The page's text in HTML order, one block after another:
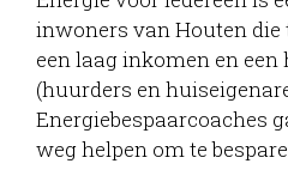
inwoners van Houten die
een laag inkomen en
(huurders en
Energiebespaarcoaches
weg helpen om te